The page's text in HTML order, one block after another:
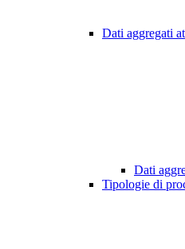
Dati aggregati
Dati
Tipologie di